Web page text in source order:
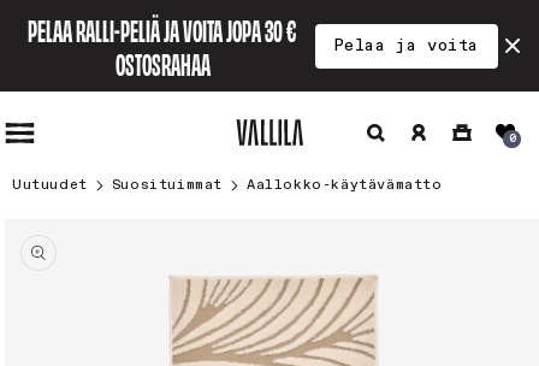
PELAA RALLI-PELIÄ JA VOITA JOPA 30 €
OSTOSRAHAA
Pelaa ja voita
siirry
sisältöön
sisään
Ostoskori0
Uutuudet Suosituimmat Aallokko-käytävämatto